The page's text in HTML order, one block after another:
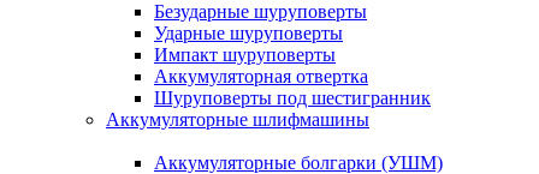
Безударные шуруповерты
Ударные шуруповерты
Импакт шуруповерты
Аккумуляторная отвертка
Шуруповерты под шестигранник
Аккумуляторные шлифмашины
Аккумуляторные болгарки (УШМ)